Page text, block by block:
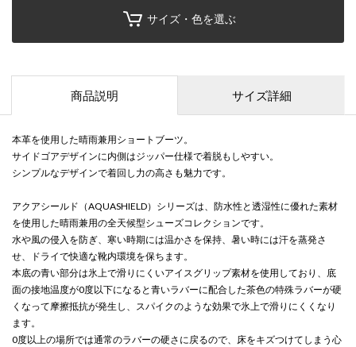
サイズ・色を選ぶ
商品説明 サイズ詳細
本革を使用した晴雨兼用ショートブーツ。
サイドゴアデザインに内側はジッパー仕様で着脱もしやすい。
シンプルなデザインで着回し力の高さも魅力です。
アクアシールド（AQUASHIELD）シリーズは、防水性と透湿性に優れた素材
を使用した晴雨兼用の全天候型シューズコレクションです。
水や風の侵入を防ぎ、寒い時期には温かさを保持、暑い時には汗を蒸発さ
せ、ドライで快適な靴内環境を保ちます。
本底の青い部分は氷上で滑りにくいアイスグリップ素材を使用しており、底
面の接地温度が0度以下になると青いラバーに配合した茶色の特殊ラバーが硬
くなって摩擦抵抗が発生し、スパイクのような効果で氷上で滑りにくくなり
ます。
0度以上の場所では通常のラバーの硬さに戻るので、床をキズつけてしまう心